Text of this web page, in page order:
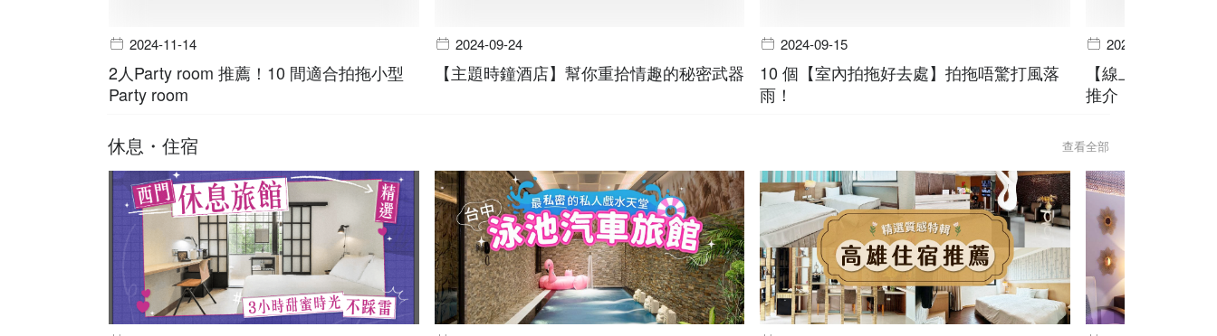
2024-11-14
2人Party room 推薦！10 間適合拍拖小型
Party room
2024-09-24
【主題時鐘酒店】幫你重拾情趣的秘密武器
2024-09-15
10 個【室內拍拖好去處】拍拖唔驚打風落
雨！
2024-06-19
【線上預訂】山
推介
休息・住宿 查看全部